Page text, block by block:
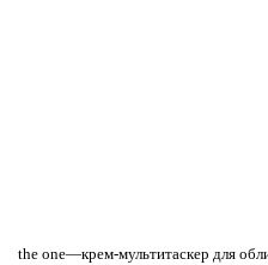
the one—крем-мультитаскер для
Цей